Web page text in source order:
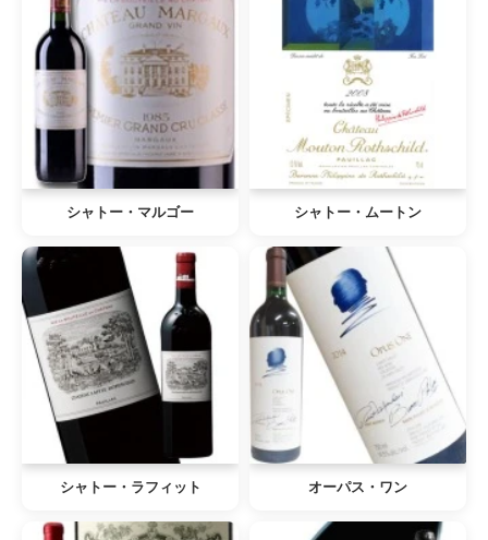
シャトー・マルゴー シャトー・ムートン
シャトー・ラフィット オーパス・ワン